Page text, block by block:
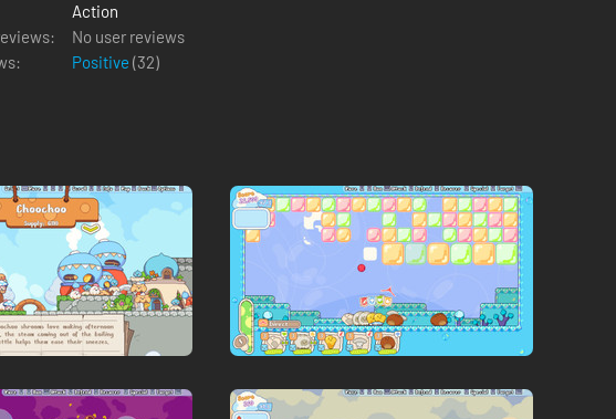
Action
No user reviews
Positive (32)